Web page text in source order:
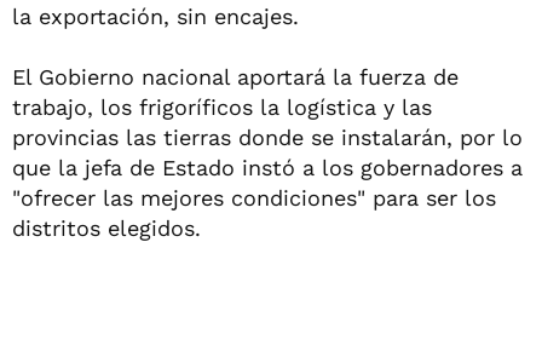
la exportación, sin encajes.
El Gobierno nacional aportará la fuerza de
trabajo, los frigoríficos la logística y las
provincias las tierras donde se instalarán, por lo
que la jefa de Estado instó a los gobernadores a
"ofrecer las mejores condiciones" para ser los
distritos elegidos.